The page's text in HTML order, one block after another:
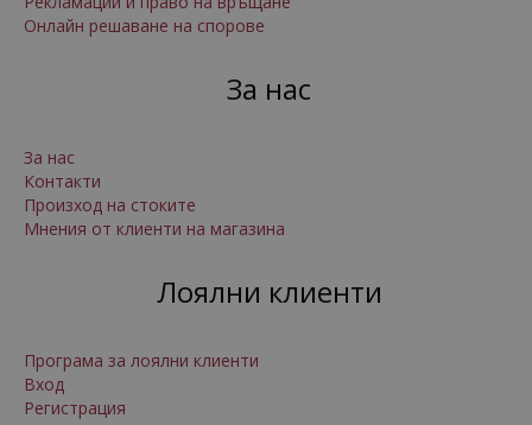
Онлайн решаване на спорове
За нас
За нас
Контакти
Произход на стоките
Мнения от клиенти на магазина
Лоялни клиенти
Програма за лоялни клиенти
Вход
Регистрация